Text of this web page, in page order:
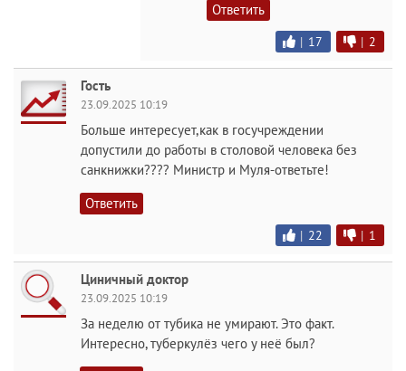
Ответить
| 17 | 2
Гость
23.09.2025 10:19
Больше интересует,как в госучреждении
допустили до работы в столовой человека без
санкнижки???? Министр и Муля-ответьте!
Ответить
| 22 | 1
Циничный доктор
23.09.2025 10:19
За неделю от тубика не умирают. Это факт.
Интересно, туберкулёз чего у неё был?